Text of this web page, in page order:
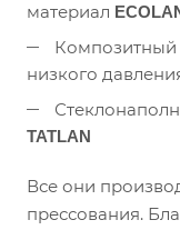
материал
Композитный
низкого
TATLAN
Все они
прессования.